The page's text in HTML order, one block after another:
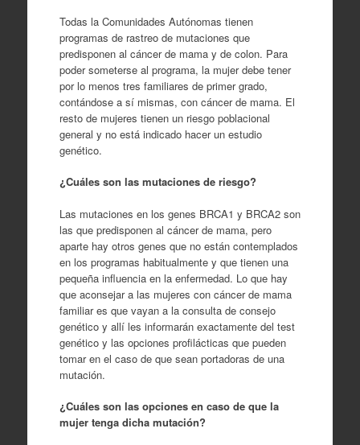
Todas la Comunidades Autónomas tienen
programas de rastreo de mutaciones que
predisponen al cáncer de mama y de colon. Para
poder someterse al programa, la mujer debe tener
por lo menos tres familiares de primer grado,
contándose a sí mismas, con cáncer de mama. El
resto de mujeres tienen un riesgo poblacional
general y no está indicado hacer un estudio
genético.
¿Cuáles son las mutaciones de riesgo?
Las mutaciones en los genes BRCA1 y BRCA2 son
las que predisponen al cáncer de mama, pero
aparte hay otros genes que no están contemplados
en los programas habitualmente y que tienen una
pequeña influencia en la enfermedad. Lo que hay
que aconsejar a las mujeres con cáncer de mama
familiar es que vayan a la consulta de consejo
genético y allí les informarán exactamente del test
genético y las opciones profilácticas que pueden
tomar en el caso de que sean portadoras de una
mutación.
¿Cuáles son las opciones en caso de que la
mujer tenga dicha mutación?